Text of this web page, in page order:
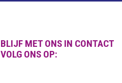
BLIJF MET ONS IN CONTACT
VOLG ONS OP: